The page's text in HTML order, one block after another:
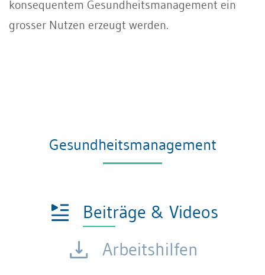
konsequentem Gesundheitsmanagement ein
grosser Nutzen erzeugt werden.
Gesundheitsmanagement
Beiträge & Videos
Arbeitshilfen